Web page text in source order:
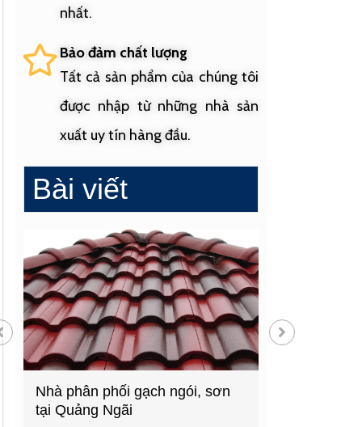
nhất.
Bảo đảm chất lượng
Tất cả sản phẩm của chúng tôi
được nhập từ những nhà sản
xuất uy tín hàng đầu.
Bài viết
sơn
Cửa hàng vật liệu xây dựng
hàng đầu Quảng Ngãi